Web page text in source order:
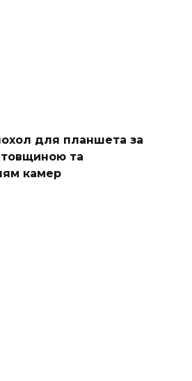
для планшета за
та
камер